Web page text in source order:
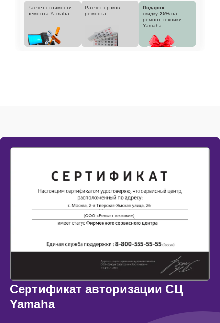
Расчет стоимости
ремонта Yamaha
Расчет сроков
ремонта
Подарок:
скидку 25% на
ремонт техники
Yamaha
Сертификат авторизации СЦ
Yamaha